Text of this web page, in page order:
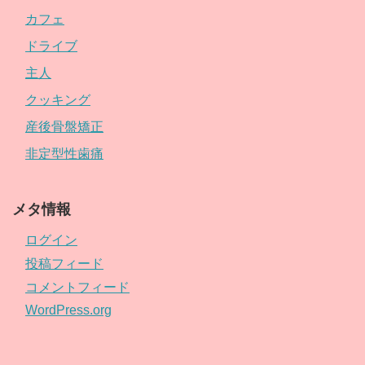
カフェ
ドライブ
主人
クッキング
産後骨盤矯正
非定型性歯痛
メタ情報
ログイン
投稿フィード
コメントフィード
WordPress.org